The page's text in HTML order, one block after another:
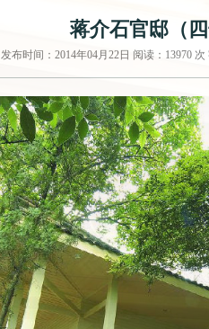
蒋介石官邸（四
发布时间：2014年04月22日 阅读：13970